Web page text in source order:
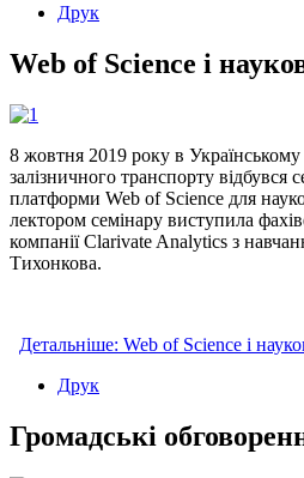
Друк
Web of Science і
8 жовтня 2019 року в Українському
залізничного транспорту відбувся
платформи Web of Science для
лектором семінару виступила
компанії Clarivate Analytics з
Тихонкова.
Детальніше: Web of Science і
Друк
Громадські